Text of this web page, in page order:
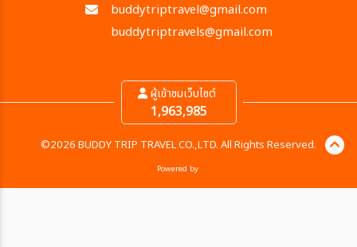
buddytriptravel@gmail.com
buddytriptravels@gmail.com
ผู้เข้าชมเว็บไซต์
1,963,985
©2026 BUDDY TRIP TRAVEL CO.,LTD. All Rights Reserved.
Powered by